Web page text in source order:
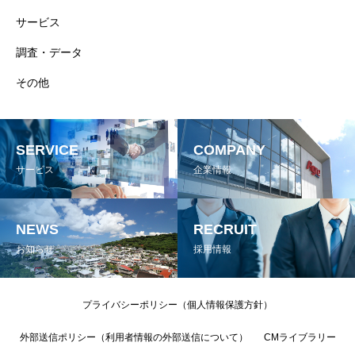
サービス
調査・データ
その他
SERVICE
サービス
COMPANY
企業情報
NEWS
お知らせ
RECRUIT
採用情報
プライバシーポリシー（個人情報保護方針）
外部送信ポリシー（利用者情報の外部送信について） CMライブラリー